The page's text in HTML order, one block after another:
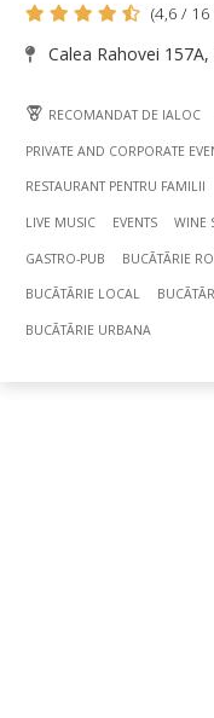
(4,6 /
Calea Rahovei
RECOMANDAT DE IALOC
PRIVATE AND CORPORATE
RESTAURANT PENTRU FAMILII
LIVE MUSIC EVENTS WINE
GASTRO-PUB BUCÃTÃRIE
BUCÃTÃRIE LOCAL
BUCÃTÃRIE URBANA